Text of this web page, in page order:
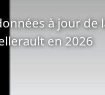
à jour de
en 2026